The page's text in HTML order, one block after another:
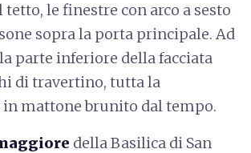
le finestre con arco a sesto
sopra la porta principale. Ad
parte inferiore della facciata
di travertino, tutta la
in mattone brunito dal tempo.
della Basilica di San